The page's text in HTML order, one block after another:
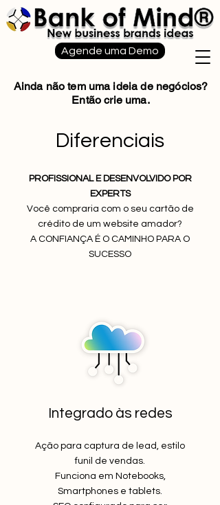
Ainda não tem uma ideia de negócios?
Então crie uma.
Agende uma Demo
Diferenciais
PROFISSIONAL E DESENVOLVIDO POR
EXPERTS
Você compraria com o seu cartão de
crédito de um website amador?
A CONFIANÇA É O CAMINHO PARA O
SUCESSO
Integrado às redes
Ação para captura de lead, estilo
funil de vendas.
Funciona em Notebooks,
Smartphones e tablets.